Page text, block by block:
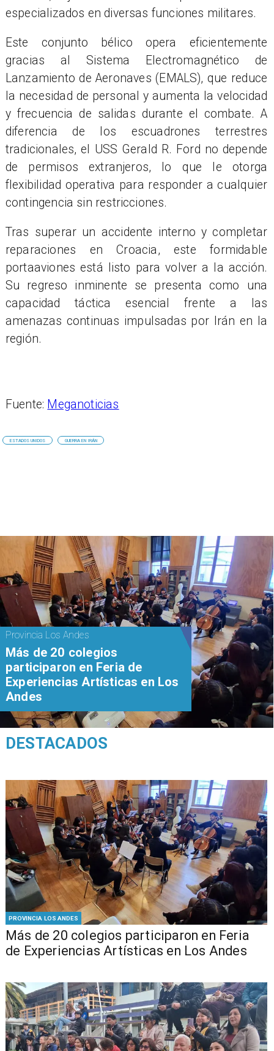
especializados en diversas funciones militares.
Este conjunto bélico opera eficientemente
gracias al Sistema Electromagnético de
Lanzamiento de Aeronaves (EMALS), que reduce
la necesidad de personal y aumenta la velocidad
y frecuencia de salidas durante el combate. A
diferencia de los escuadrones terrestres
tradicionales, el USS Gerald R. Ford no depende
de permisos extranjeros, lo que le otorga
flexibilidad operativa para responder a cualquier
contingencia sin restricciones.
Tras superar un accidente interno y completar
reparaciones en Croacia, este formidable
portaaviones está listo para volver a la acción.
Su regreso inminente se presenta como una
capacidad táctica esencial frente a las
amenazas continuas impulsadas por Irán en la
región.
Fuente: Meganoticias
ESTADOS UNIDOS GUERRA EN IRÁN
PROVINCIA LOS ANDES
Más de 20 colegios participaron en Feria
de Experiencias Artísticas en Los Andes
Provincia Los Andes
Más de 20 colegios
participaron en Feria de
Experiencias Artísticas en Los
Andes
DESTACADOS